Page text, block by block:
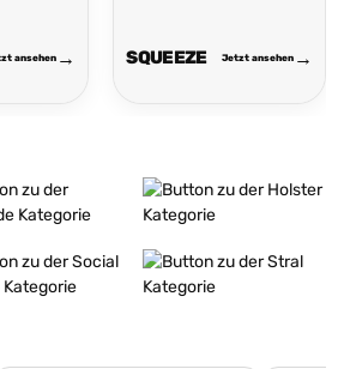
ansehen SQUEEZE Jetzt ansehen
Mehr erfahren
Mehr erfahren